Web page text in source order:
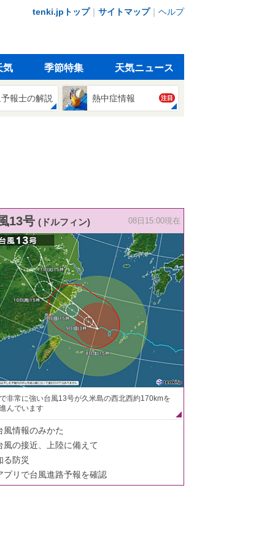
tenki.jpトップ｜ サイトマップ｜ ヘルプ
気 季節特集 天気ニュース
報士の解説 熱中症情報 注目
13号 (ドルフィン) 08日15:00現在
非常に強い台風13号が久米島の西北西約170kmを
んでいます
風情報のみかた
風の接近、上陸に備えて
る防災
プリで台風進路予報を確認